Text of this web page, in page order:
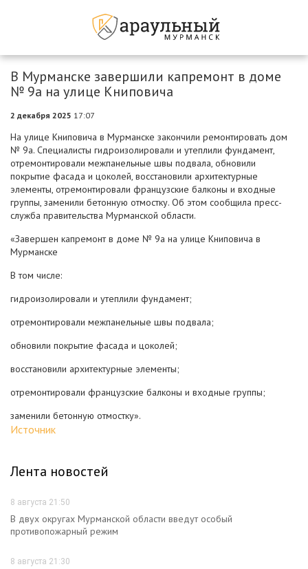
В Мурманске завершили капремонт в доме
№ 9а на улице Книповича
2 декабря 2025 17:07
На улице Книповича в Мурманске закончили ремонтировать дом
№ 9а. Специалисты гидроизолировали и утеплили фундамент,
отремонтировали межпанельные швы подвала, обновили
покрытие фасада и цоколей, восстановили архитектурные
элементы, отремонтировали французские балконы и входные
группы, заменили бетонную отмостку. Об этом сообщила пресс-
служба правительства Мурманской области.
«Завершен капремонт в доме № 9а на улице Книповича в
Мурманске
В том числе:
гидроизолировали и утеплили фундамент;
отремонтировали межпанельные швы подвала;
обновили покрытие фасада и цоколей;
восстановили архитектурные элементы;
отремонтировали французские балконы и входные группы;
заменили бетонную отмостку».
Источник
Лента новостей
8 августа 21:50
В двух округах Мурманской области введут особый
противопожарный режим
8 августа 21:30